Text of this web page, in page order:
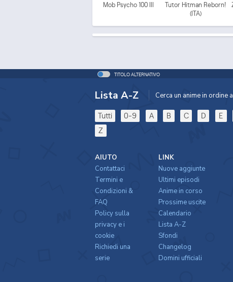
Mob Psycho 100 III
Tutor Hitman Reborn!
(ITA)
TITOLO ALTERNATIVO
Lista A-Z Cerca un anime in ordine
Tutti 0-9 A B C D E
Z
AIUTO
Contattaci
Termini e
Condizioni &
FAQ
Policy sulla
privacy e i
cookie
Richiedi una
serie
LINK
Nuove aggiunte
Ultimi episodi
Anime in corso
Prossime uscite
Calendario
Lista A-Z
Sfondi
Changelog
Domini ufficiali